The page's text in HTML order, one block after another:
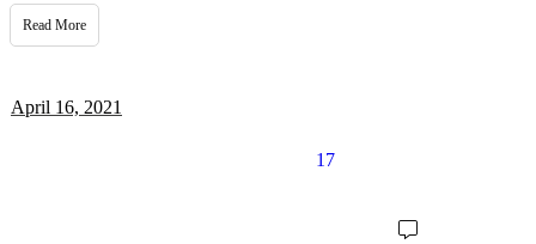
Read More
April 16, 2021
17